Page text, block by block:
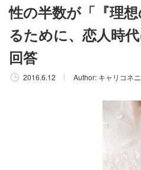
性の半数が「『理
るために、恋人時
回答
2016.6.12 Author: キャリコネ